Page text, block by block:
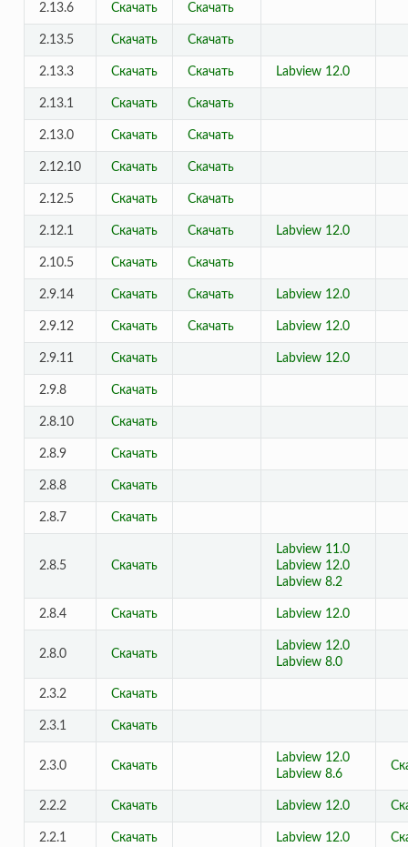
2.13.6 Скачать Скачать
2.13.5 Скачать Скачать
2.13.3 Скачать Скачать Labview 12.0
2.13.1 Скачать Скачать
2.13.0 Скачать Скачать
2.12.10 Скачать Скачать
2.12.5 Скачать Скачать
2.12.1 Скачать Скачать Labview 12.0
2.10.5 Скачать Скачать
2.9.14 Скачать Скачать Labview 12.0
2.9.12 Скачать Скачать Labview 12.0
2.9.11 Скачать Labview 12.0
2.9.8 Скачать
2.8.10 Скачать
2.8.9 Скачать
2.8.8 Скачать
2.8.7 Скачать
2.8.5 Скачать
Labview 11.0
Labview 12.0
Labview 8.2
2.8.4 Скачать Labview 12.0
2.8.0 Скачать
Labview 12.0
Labview 8.0
2.3.2 Скачать
2.3.1 Скачать
2.3.0 Скачать
Labview 12.0
Labview 8.6
2.2.2 Скачать Labview 12.0
2.2.1 Скачать Labview 12.0